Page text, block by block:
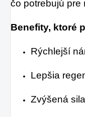
čo potrebujú pre
Benefity, ktoré
Rýchlejší
Lepšia
Zvýšená